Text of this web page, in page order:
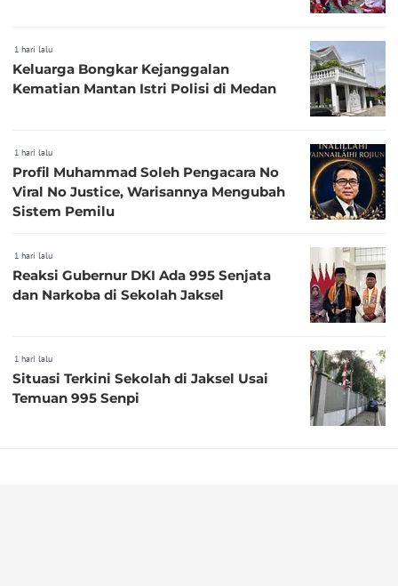
1 hari lalu
Keluarga Bongkar Kejanggalan
Kematian Mantan Istri Polisi di Medan
1 hari lalu
Profil Muhammad Soleh Pengacara No
Viral No Justice, Warisannya Mengubah
Sistem Pemilu
1 hari lalu
Reaksi Gubernur DKI Ada 995 Senjata
dan Narkoba di Sekolah Jaksel
1 hari lalu
Situasi Terkini Sekolah di Jaksel Usai
Temuan 995 Senpi